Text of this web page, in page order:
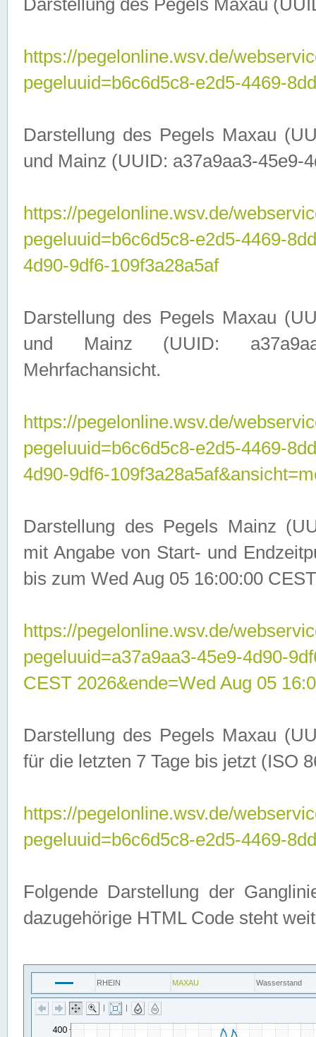
Darstellung des Pegels Maxau
https://pegelonline.wsv.de/
pegeluuid=b6c6d5c8-e2d5-4469-
Darstellung des Pegels Maxau
und Mainz (UUID: a37a9aa3-45e9-
https://pegelonline.wsv.de/
pegeluuid=b6c6d5c8-e2d5-4469-
4d90-9df6-109f3a28a5af
Darstellung des Pegels Maxau
und Mainz (UUID:
Mehrfachansicht.
https://pegelonline.wsv.de/
pegeluuid=b6c6d5c8-e2d5-4469-
4d90-9df6-
Darstellung des Pegels Mainz
mit Angabe von Start- und
bis zum Wed Aug 05 16:00:00
https://pegelonline.wsv.de/
pegeluuid=a37a9aa3-45e9-
CEST 2026&ende=Wed Aug 05
Darstellung des Pegels Maxau
für die letzten 7 Tage bis jetzt (ISO
https://pegelonline.wsv.de/
pegeluuid=b6c6d5c8-e2d5-4469-
Folgende Darstellung der
dazugehörige HTML Code steht